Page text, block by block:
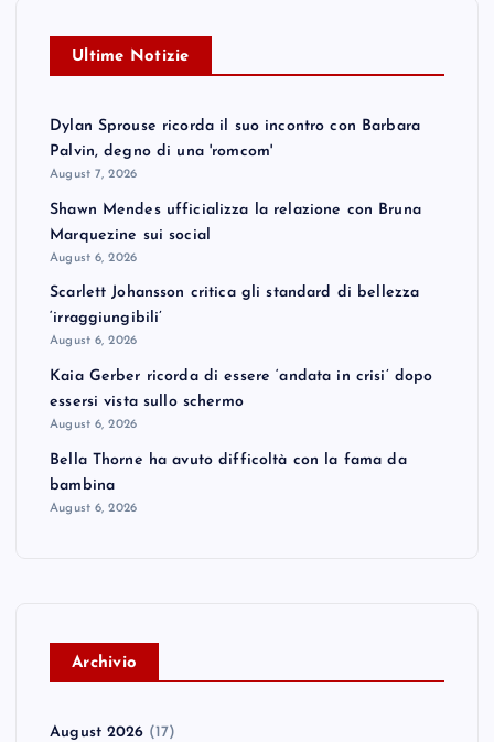
Ultime Notizie
Dylan Sprouse ricorda il suo incontro con Barbara
Palvin, degno di una 'romcom'
August 7, 2026
Shawn Mendes ufficializza la relazione con Bruna
Marquezine sui social
August 6, 2026
Scarlett Johansson critica gli standard di bellezza
‘irraggiungibili’
August 6, 2026
Kaia Gerber ricorda di essere ‘andata in crisi’ dopo
essersi vista sullo schermo
August 6, 2026
Bella Thorne ha avuto difficoltà con la fama da
bambina
August 6, 2026
Archivio
August 2026 (17)